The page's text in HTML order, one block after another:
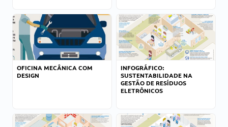
OFICINA MECÂNICA COM
DESIGN
INFOGRÁFICO:
SUSTENTABILIDADE NA
GESTÃO DE RESÍDUOS
ELETRÔNICOS